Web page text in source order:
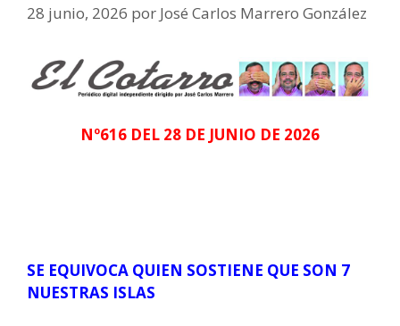
28 junio, 2026 por José Carlos Marrero González
Nº616 DEL 28 DE JUNIO DE 2026
SE EQUIVOCA QUIEN SOSTIENE QUE SON 7
NUESTRAS ISLAS